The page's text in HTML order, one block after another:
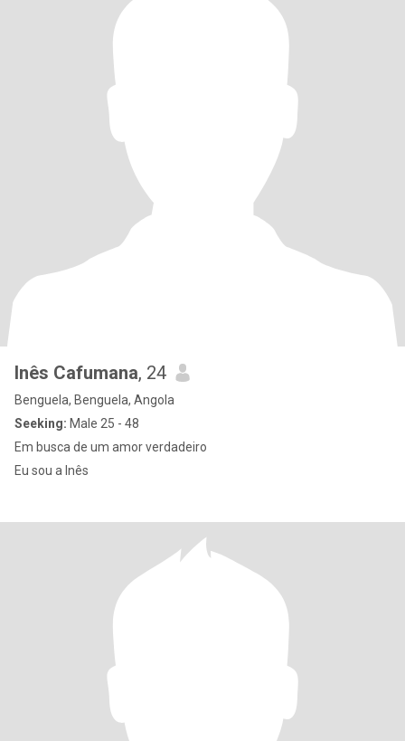
Inês Cafumana, 24
Benguela, Benguela, Angola
Seeking: Male 25 - 48
Em busca de um amor verdadeiro
Eu sou a Inês